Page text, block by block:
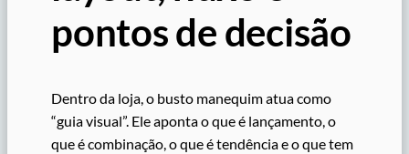
pontos de decisão
Dentro da loja, o busto manequim atua como
“guia visual”. Ele aponta o que é lançamento, o
que é combinação, o que é tendência e o que tem